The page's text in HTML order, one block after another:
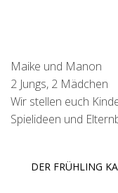
Maike und Manon
2 Jungs, 2 Mädchen
Wir stellen euch
Spielideen und
DER FRÜHLING